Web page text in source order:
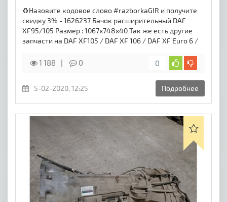
♻️Назовите кодовое слово #razborkaGIR и получите
скидку 3% - 1626237 Бачок расширительный DAF
XF95/105 Размер : 1067x748x40 Так же есть другие
запчасти на DAF XF105 / DAF XF 106 / DAF XF Euro 6 /
1 188 0 0
5-02-2020, 12:25 Подробнее